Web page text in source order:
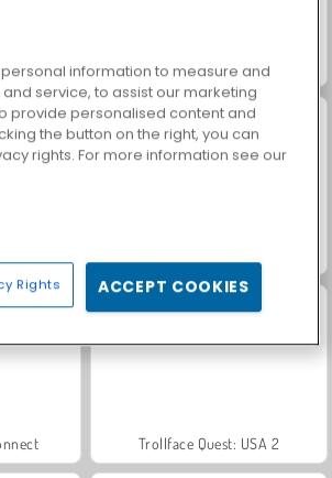
Jewel Garden Story
Trollface Quest: USA 2
information to measure and
service, to assist our marketing
provide personalised content and
the button on the right, you can
rights. For more information see our
Rights ACCEPT COOKIES